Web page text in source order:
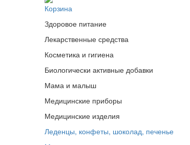
Корзина
Здоровое питание
Лекарственные средства
Косметика и гигиена
Биологически активные добавки
Мама и малыш
Медицинские приборы
Медицинские изделия
Леденцы, конфеты, шоколад, печенье